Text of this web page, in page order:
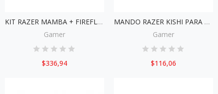
KIT RAZER MAMBA + FIREFLY HYPERFLUX RZ83-02480100-B3U1
Gamer
$336,94
MANDO RAZER KISHI PARA ANDROID RZ06-02900100-R3U1
Gamer
$116,06